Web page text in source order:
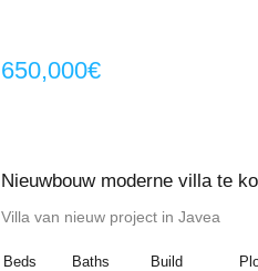
650,000€
Nieuwbouw moderne villa te
Villa van nieuw project in Javea
Beds Baths Build